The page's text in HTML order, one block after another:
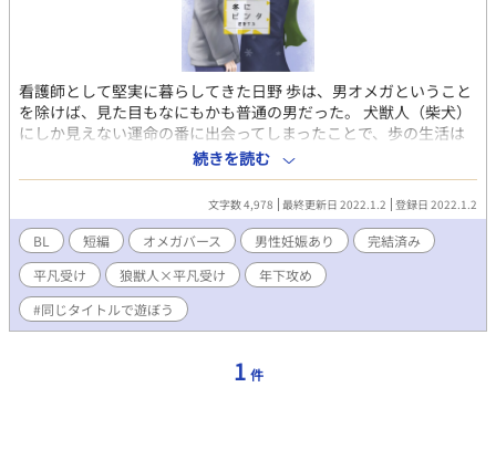
看護師として堅実に暮らしてきた日野 歩は、男オメガということ
を除けば、見た目もなにもかも普通の男だった。 犬獣人（柴犬）
にしか見えない運命の番に出会ってしまったことで、歩の生活は
一変。たった一度のヒートで、人生が思わぬ方向に動き出しー
ー！？ 年下αわんこ獣人攻め×年上Ω平凡受け！！ ゆるゆるオメ
ガバースです。 『#同じタイトルで遊ぼう』という企画に寄稿し
たお話です。 イラスト・かじったっけ様、表紙デザイン・コーヤ
ダーイ様。 全4話。完結済みです。直接的なエッチシーンはあり
ません。
続きを読む
文字数 4,978 最終更新日 2022.1.2 登録日 2022.1.2
BL 短編 オメガバース 男性妊娠あり
完結済み
平凡受け
狼獣人×平凡受け
年下攻め
#同じタイトルで遊ぼう
1 件